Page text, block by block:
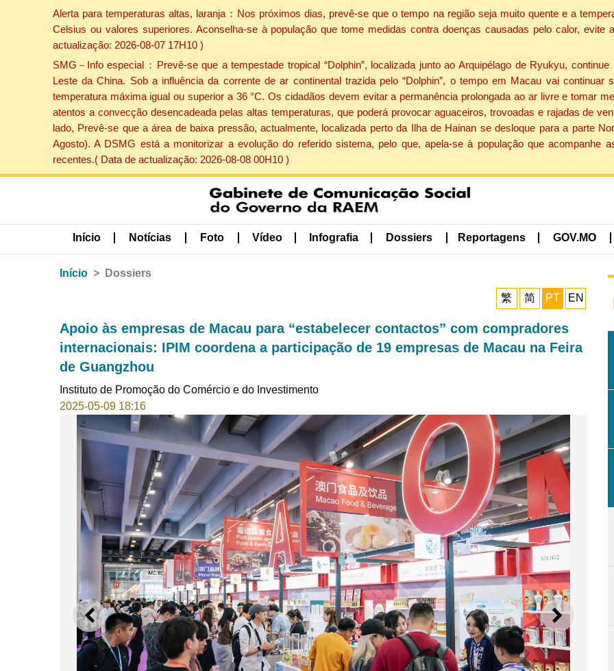
Alerta para temperaturas altas, laranja：Nos próximos dias, prevê-se que o tempo na região seja muito quente e a
Celsius ou valores superiores. Aconselha-se à população que tome medidas contra doenças causadas pelo calor,
actualização: 2026-08-07 17H10 )
SMG－Info especial：Prevê-se que a tempestade tropical “Dolphin”, localizada junto ao Arquipélago de Ryukyu,
Leste da China. Sob a influência da corrente de ar continental trazida pelo “Dolphin”, o tempo em Macau vai
temperatura máxima igual ou superior a 36 °C. Os cidadãos devem evitar a permanência prolongada ao ar livre e tomar
atentos a convecção desencadeada pelas altas temperaturas, que poderá provocar aguaceiros, trovoadas e rajadas de
lado, Prevê-se que a área de baixa pressão, actualmente, localizada perto da Ilha de Hainan se desloque para a parte
Agosto). A DSMG está a monitorizar a evolução do referido sistema, pelo que, apela-se à população que acompanhe
recentes.( Data de actualização: 2026-08-08 00H10 )
Início Notícias Foto Vídeo Infografia Dossiers Reportagens GOV.MO
Início Dossiers
繁 简 PT EN
Apoio às empresas de Macau para “estabelecer contactos” com compradores
internacionais: IPIM coordena a participação de 19 empresas de Macau na Feira
de Guangzhou
Instituto de Promoção do Comércio e do Investimento
2025-05-09 18:16
ANTERIOR